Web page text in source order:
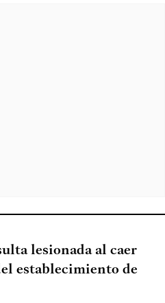
lesionada al caer
establecimiento de